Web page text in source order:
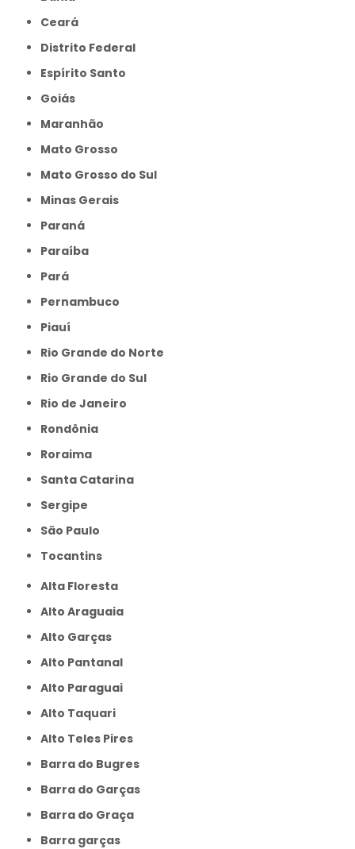
Ceará
Distrito Federal
Espírito Santo
Goiás
Maranhão
Mato Grosso
Mato Grosso do Sul
Minas Gerais
Paraná
Paraíba
Pará
Pernambuco
Piauí
Rio Grande do Norte
Rio Grande do Sul
Rio de Janeiro
Rondônia
Roraima
Santa Catarina
Sergipe
São Paulo
Tocantins
Alta Floresta
Alto Araguaia
Alto Garças
Alto Pantanal
Alto Paraguai
Alto Taquari
Alto Teles Pires
Barra do Bugres
Barra do Garças
Barra do Graça
Barra garças